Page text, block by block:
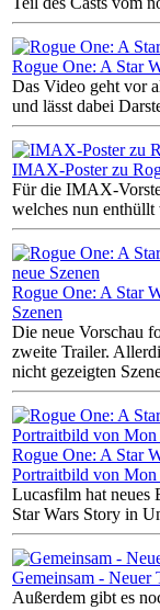
Rogue One: A Star
Das Video geht vor
und lässt dabei
IMAX-Poster zu
Für die IMAX-
welches nun enthüllt
Rogue One: A Star
Szenen
Die neue Vorschau
zweite Trailer.
nicht gezeigten
Rogue One: A Star
Portraitbild von Mon
Lucasfilm hat neues
Star Wars Story in
Gemeinsam - Neuer
Außerdem gibt es